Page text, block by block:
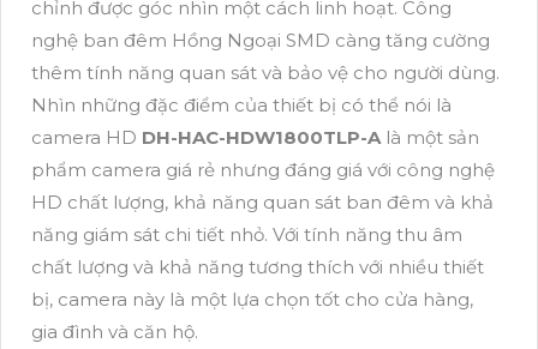
chỉnh được góc nhìn một cách linh hoạt. Công
nghệ ban đêm Hồng Ngoại SMD càng tăng cường
thêm tính năng quan sát và bảo vệ cho người dùng.
Nhìn những đặc điểm của thiết bị có thể nói là
camera HD DH-HAC-HDW1800TLP-A là một sản
phẩm camera giá rẻ nhưng đáng giá với công nghệ
HD chất lượng, khả năng quan sát ban đêm và khả
năng giám sát chi tiết nhỏ. Với tính năng thu âm
chất lượng và khả năng tương thích với nhiều thiết
bị, camera này là một lựa chọn tốt cho cửa hàng,
gia đình và căn hộ.